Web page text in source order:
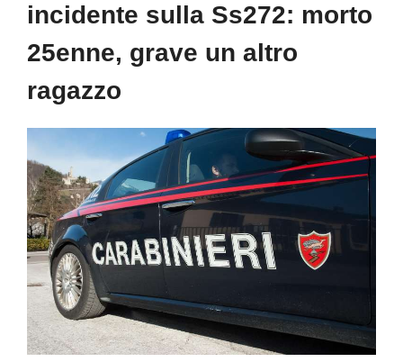
incidente sulla Ss272: morto
25enne, grave un altro
ragazzo